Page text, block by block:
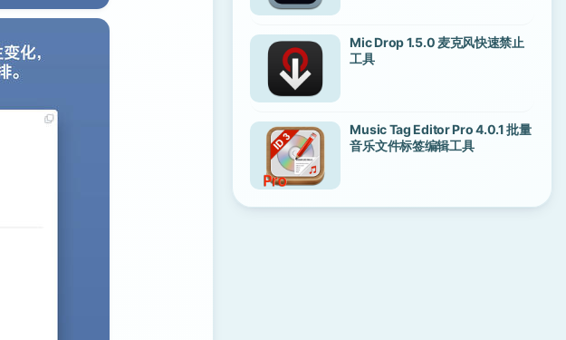
Mic Drop 1.5.0 麦克风快速禁止
工具
Music Tag Editor Pro 4.0.1 批量
音乐文件标签编辑工具